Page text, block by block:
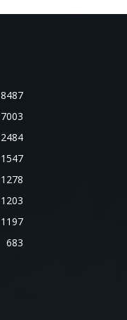
8487
7003
2484
1547
1278
1203
1197
683